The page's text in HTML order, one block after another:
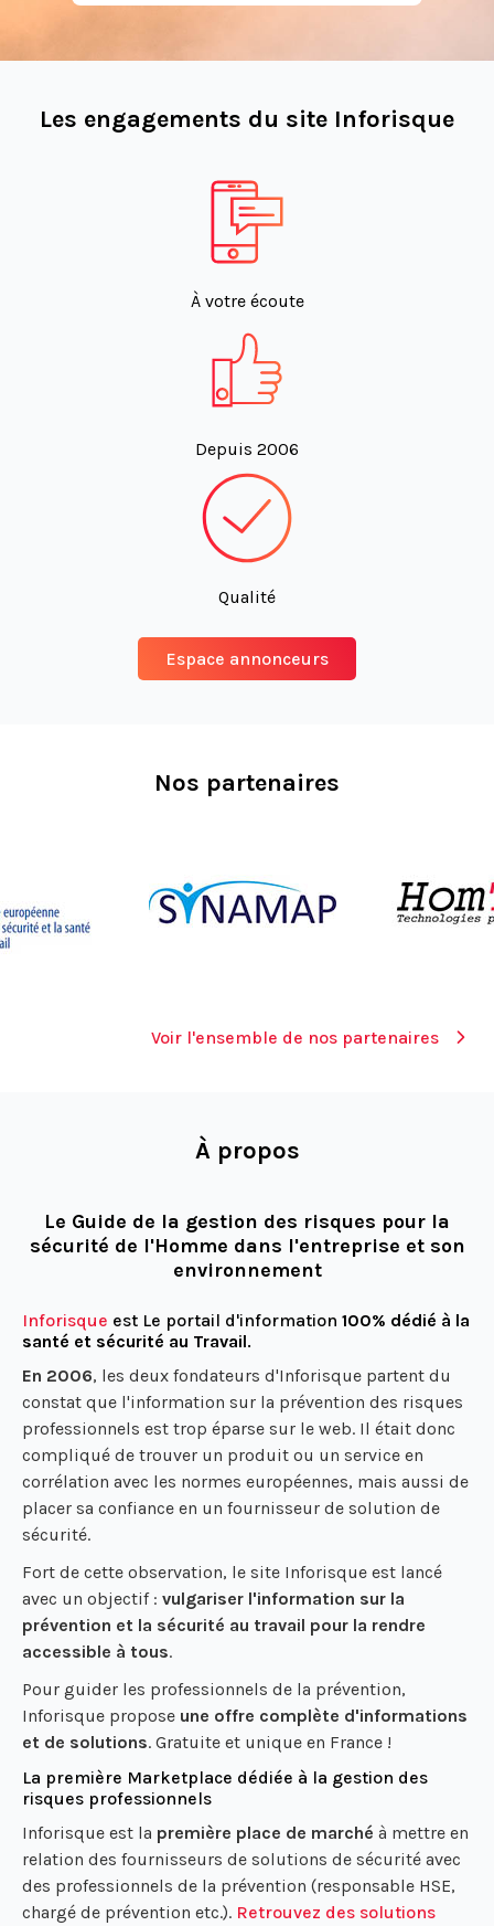
Les engagements du site Inforisque
À votre écoute
Depuis 2006
Qualité
Espace annonceurs
Nos partenaires
Voir l'ensemble de nos partenaires
À propos
Le Guide de la gestion des risques pour la
sécurité de l'Homme dans l'entreprise et son
environnement
Inforisque est Le portail d'information 100% dédié à la
santé et sécurité au Travail.
En 2006, les deux fondateurs d'Inforisque partent du
constat que l'information sur la prévention des risques
professionnels est trop éparse sur le web. Il était donc
compliqué de trouver un produit ou un service en
corrélation avec les normes européennes, mais aussi de
placer sa confiance en un fournisseur de solution de
sécurité.
Fort de cette observation, le site Inforisque est lancé
avec un objectif : vulgariser l'information sur la
prévention et la sécurité au travail pour la rendre
accessible à tous.
Pour guider les professionnels de la prévention,
Inforisque propose une offre complète d'informations
et de solutions. Gratuite et unique en France !
La première Marketplace dédiée à la gestion des
risques professionnels
Inforisque est la première place de marché à mettre en
relation des fournisseurs de solutions de sécurité avec
des professionnels de la prévention (responsable HSE,
chargé de prévention etc.). Retrouvez des solutions